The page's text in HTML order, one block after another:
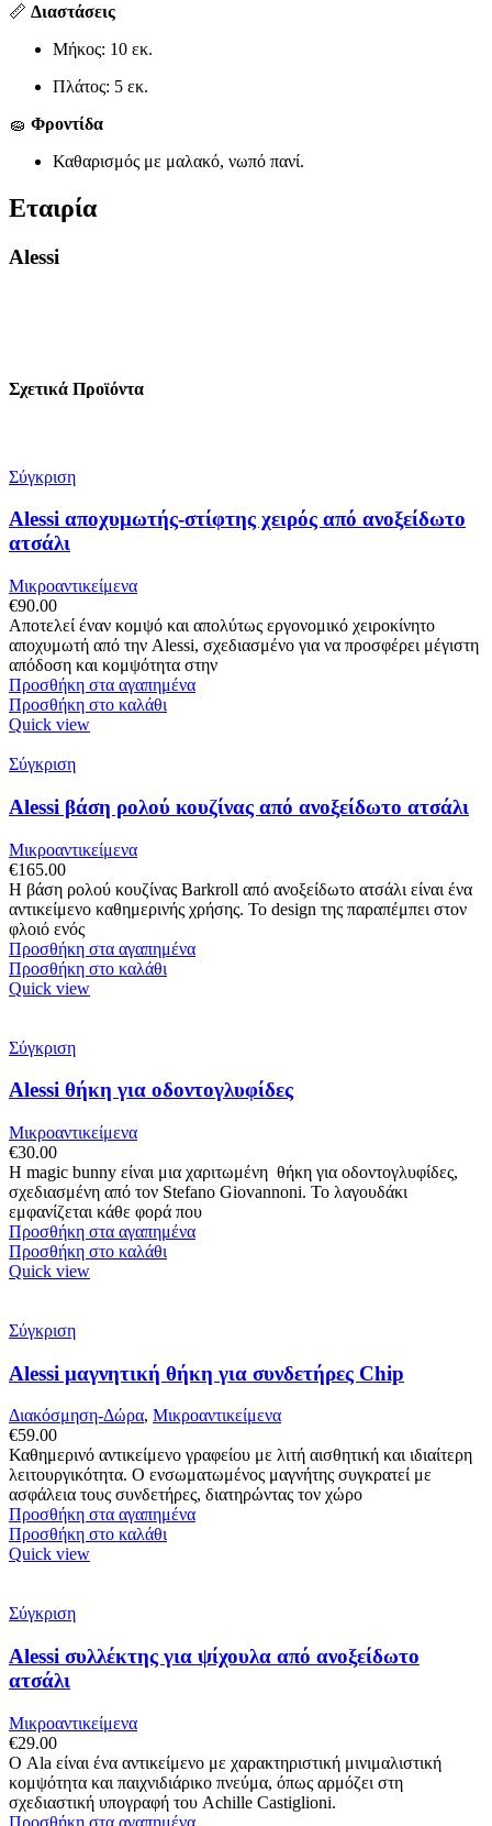
📏 Διαστάσεις
Μήκος: 10 εκ.
Πλάτος: 5 εκ.
🧽 Φροντίδα
Καθαρισμός με μαλακό, νωπό πανί.
Εταιρία
Alessi
Σχετικά Προϊόντα
Σύγκριση
Alessi αποχυμωτής-στίφτης χειρός από ανοξείδωτο
ατσάλι
Μικροαντικείμενα
€90.00
Αποτελεί έναν κομψό και απολύτως εργονομικό χειροκίνητο
αποχυμωτή από την Alessi, σχεδιασμένο για να προσφέρει μέγιστη
απόδοση και κομψότητα στην
Προσθήκη στα αγαπημένα
Προσθήκη στο καλάθι
Quick view
Σύγκριση
Alessi βάση ρολού κουζίνας από ανοξείδωτο ατσάλι
Μικροαντικείμενα
€165.00
Η βάση ρολού κουζίνας Barkroll από ανοξείδωτο ατσάλι είναι ένα
αντικείμενο καθημερινής χρήσης. Το design της παραπέμπει στον
φλοιό ενός
Προσθήκη στα αγαπημένα
Προσθήκη στο καλάθι
Quick view
Σύγκριση
Alessi θήκη για οδοντογλυφίδες
Μικροαντικείμενα
€30.00
Η magic bunny είναι μια χαριτωμένη θήκη για οδοντογλυφίδες,
σχεδιασμένη από τον Stefano Giovannoni. Το λαγουδάκι
εμφανίζεται κάθε φορά που
Προσθήκη στα αγαπημένα
Προσθήκη στο καλάθι
Quick view
Σύγκριση
Alessi μαγνητική θήκη για συνδετήρες Chip
Διακόσμηση-Δώρα, Μικροαντικείμενα
€59.00
Καθημερινό αντικείμενο γραφείου με λιτή αισθητική και ιδιαίτερη
λειτουργικότητα. Ο ενσωματωμένος μαγνήτης συγκρατεί με
ασφάλεια τους συνδετήρες, διατηρώντας τον χώρο
Προσθήκη στα αγαπημένα
Προσθήκη στο καλάθι
Quick view
Σύγκριση
Alessi συλλέκτης για ψίχουλα από ανοξείδωτο
ατσάλι
Μικροαντικείμενα
€29.00
Ο Ala είναι ένα αντικείμενο με χαρακτηριστική μινιμαλιστική
κομψότητα και παιχνιδιάρικο πνεύμα, όπως αρμόζει στη
σχεδιαστική υπογραφή του Achille Castiglioni.
Προσθήκη στα αγαπημένα